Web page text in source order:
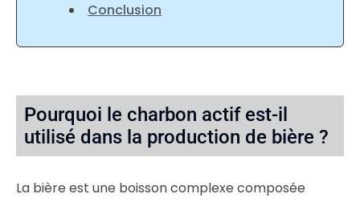
Conclusion
Pourquoi le charbon actif est-il
utilisé dans la production de bière ?
La bière est une boisson complexe composée